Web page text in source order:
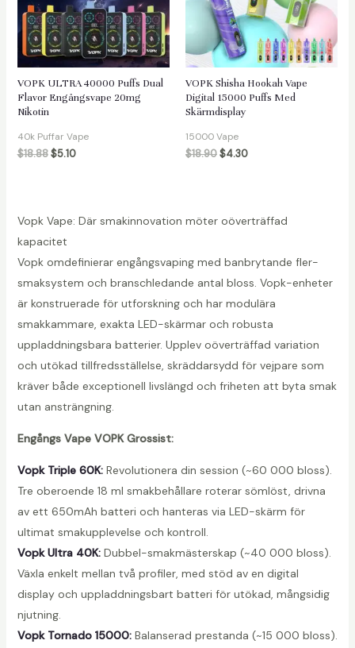
VOPK ULTRA 40000 Puffs Dual
Flavor Engångsvape 20mg
Nikotin
40k Puffar Vape
$18.88 $5.10
VOPK Shisha Hookah Vape
Digital 15000 Puffs Med
Skärmdisplay
15000 Vape
$18.90$4.30
Vopk Vape: Där smakinnovation möter oöverträffad
kapacitet
Vopk omdefinierar engångsvaping med banbrytande fler-
smaksystem och branschledande antal bloss. Vopk-enheter
är konstruerade för utforskning och har modulära
smakkammare, exakta LED-skärmar och robusta
uppladdningsbara batterier. Upplev oöverträffad variation
och utökad tillfredsställelse, skräddarsydd för vejpare som
kräver både exceptionell livslängd och friheten att byta smak
utan ansträngning.
Engångs Vape VOPK Grossist:
Vopk Triple 60K:Revolutionera din session (~60 000 bloss).
Tre oberoende 18 ml smakbehållare roterar sömlöst, drivna
av ett 650mAh batteri och hanteras via LED-skärm för
ultimat smakupplevelse och kontroll.
Vopk Ultra 40K:Dubbel-smakmästerskap (~40 000 bloss).
Växla enkelt mellan två profiler, med stöd av en digital
display och uppladdningsbart batteri för utökad, mångsidig
njutning.
Vopk Tornado 15000:Balanserad prestanda (~15 000 bloss).